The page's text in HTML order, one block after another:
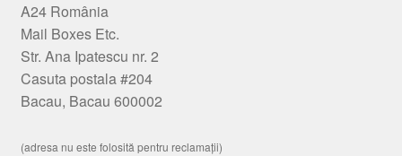
A24 România
Mail Boxes Etc.
Str. Ana Ipatescu nr. 2
Casuta postala #204
Bacau, Bacau 600002
(adresa nu este folosită pentru reclamații)